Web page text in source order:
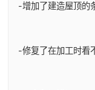
-增加了建造屋顶的
-修复了在加工时看